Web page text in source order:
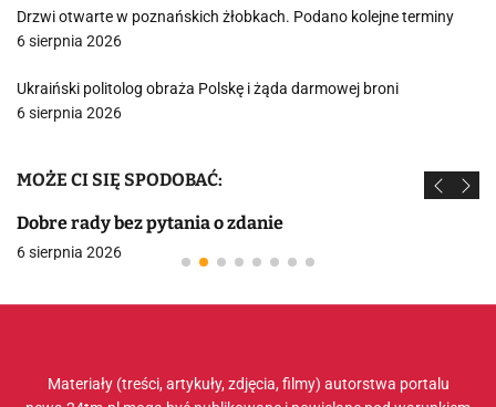
Drzwi otwarte w poznańskich żłobkach. Podano kolejne terminy
6 sierpnia 2026
Ukraiński politolog obraża Polskę i żąda darmowej broni
6 sierpnia 2026
MOŻE CI SIĘ SPODOBAĆ:
Dobre rady bez pytania o zdanie
6 sierpnia 2026
Materiały (treści, artykuły, zdjęcia, filmy) autorstwa portalu